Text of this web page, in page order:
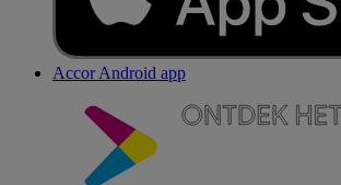
Accor Android app